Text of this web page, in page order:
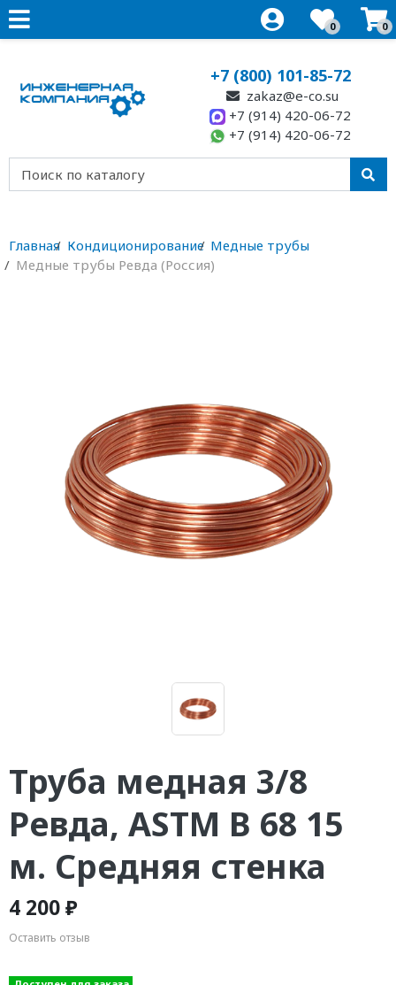
0 0
+7 (800) 101-85-72
zakaz@e-co.su
+7 (914) 420-06-72
+7 (914) 420-06-72
Главная Кондиционирование Медные трубы
Медные трубы Ревда (Россия)
Труба медная 3/8
Ревда, ASTM B 68 15
м. Средняя стенка
4 200 ₽
Оставить отзыв